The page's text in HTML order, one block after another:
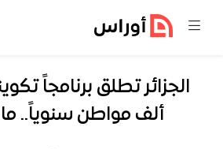
ألف مواطن سنوياً.. ما